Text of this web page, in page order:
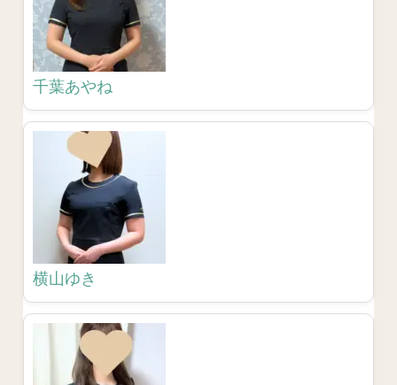
千葉あやね
横山ゆき